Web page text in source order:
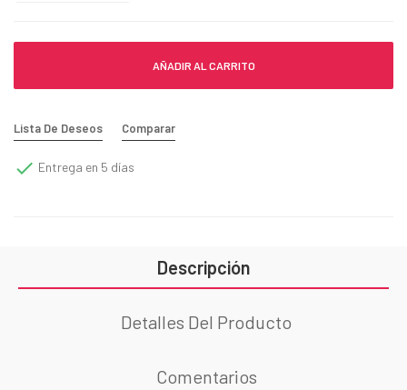
AÑADIR AL CARRITO
Lista De Deseos Comparar
 Entrega en 5 días
Descripción
Detalles Del Producto
Comentarios